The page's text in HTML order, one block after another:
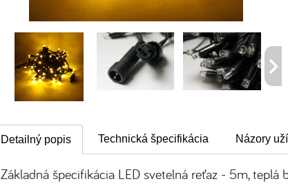
Detailný popis Technická špecifikácia Názory
Základná špecifikácia LED svetelná reťaz - 5m, teplá